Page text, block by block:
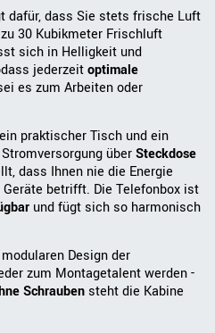
dafür, dass Sie stets frische Luft
30 Kubikmeter Frischluft
sich in Helligkeit und
jederzeitoptimale
es zum Arbeiten oder
praktischer Tisch und ein
überSteckdose
dass Ihnen nie die Energie
betrifft. Die Telefonbox ist
und fügt sich so harmonisch
Design der
zum Montagetalent werden -
Schrauben steht die Kabine